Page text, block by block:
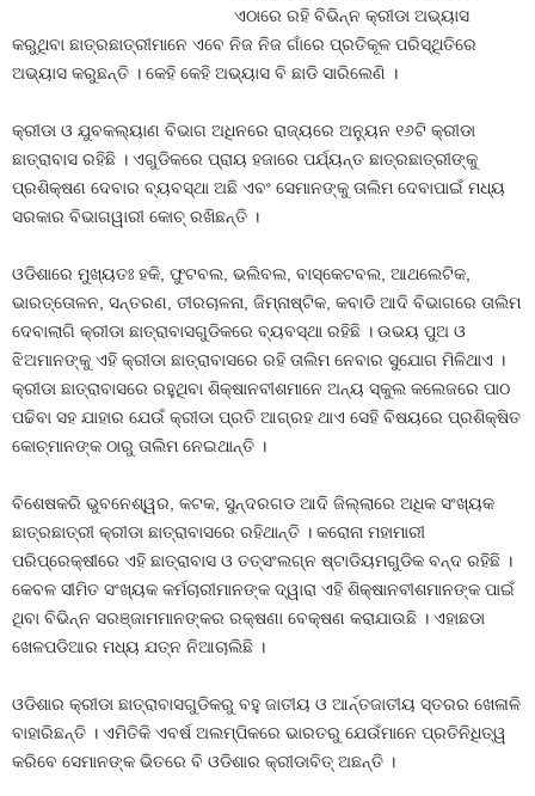
ଏଠାରେ ରହି ବିଭିନ୍ନ କ୍ରୀଡା ଅଭ୍ୟାସ
କରୁଥିବା ଛାତ୍ରଛାତ୍ରୀମାନେ ଏବେ ନିଜ ନିଜ ଗାଁରେ ପ୍ରତିକୂଳ ପରିସ୍ଥିତିରେ
ଅଭ୍ୟାସ କରୁଛନ୍ତି । କେହି କେହି ଅଭ୍ୟାସ ବି ଛାଡି ସାରିଲେଣି ।
କ୍ରୀଡା ଓ ଯୁବକଲ୍ୟାଣ ବିଭାଗ ଅଧିନରେ ରାଜ୍ୟରେ ଅନ୍ୟୁନ ୧୬ଟି କ୍ରୀଡା
ଛାତ୍ରାବାସ ରହିଛି । ଏଗୁଡିକରେ ପ୍ରାୟ ହଜାରେ ପର୍ଯ୍ୟନ୍ତ ଛାତ୍ରଛାତ୍ରୀଙ୍କୁ
ପ୍ରଶିକ୍ଷଣ ଦେବାର ବ୍ୟବସ୍ଥା ଅଛି ଏବଂ ସେମାନଙ୍କୁ ତାଲିମ ଦେବାପାଇଁ ମଧ୍ୟ
ସରକାର ବିଭାଗୱାରୀ କୋଚ୍‍ ରଖିଛନ୍ତି ।
ଓଡିଶାରେ ମୁଖ୍ୟତଃ ହକି, ଫୁଟବଲ, ଭଲିବଲ, ବାସ୍କେଟବଲ, ଆଥଲେଟିକ,
ଭାରତ୍ତୋଳନ, ସନ୍ତରଣ, ତୀରଚାଳନା, ଜିମ୍ନାଷ୍ଟିକ, କବାଡି ଆଦି ବିଭାଗରେ ତାଲିମ
ଦେବାଲାଗି କ୍ରୀଡା ଛାତ୍ରାବାସଗୁଡିକରେ ବ୍ୟବସ୍ଥା ରହିଛି । ଉଭୟ ପୁଅ ଓ
ଝିଅମାନଙ୍କୁ ଏହି କ୍ରୀଡା ଛାତ୍ରାବାସରେ ରହି ତାଲିମ ନେବାର ସୁଯୋଗ ମିଳିଥାଏ ।
କ୍ରୀଡା ଛାତ୍ରାବାସରେ ରହୁଥିବା ଶିକ୍ଷାନବୀଶମାନେ ଅନ୍ୟ ସ୍କୁଲ କଲେଜରେ ପାଠ
ପଢିବା ସହ ଯାହାର ଯେଉଁ କ୍ରୀଡା ପ୍ରତି ଆଗ୍ରହ ଥାଏ ସେହି ବିଷୟରେ ପ୍ରଶିକ୍ଷିତ
କୋଚ୍‍ମାନଙ୍କ ଠାରୁ ତାଲିମ ନେଇଥାନ୍ତି ।
ବିଶେଷକରି ଭୁବନେଶ୍ୱର, କଟକ, ସୁନ୍ଦରଗଡ ଆଦି ଜିଲ୍ଲାରେ ଅଧିକ ସଂଖ୍ୟକ
ଛାତ୍ରଛାତ୍ରୀ କ୍ରୀଡା ଛାତ୍ରାବାସରେ ରହିଥାନ୍ତି । କରୋନା ମହାମାରୀ
ପରିପ୍ରେକ୍ଷୀରେ ଏହି ଛାତ୍ରାବାସ ଓ ତତ୍‍ସଂଲଗ୍ନ ଷ୍ଟାଡିୟମଗୁଡିକ ବନ୍ଦ ରହିଛି ।
କେବଳ ସୀମିତ ସଂଖ୍ୟକ କର୍ମଚାରୀମାନଙ୍କ ଦ୍ୱାରା ଏହି ଶିକ୍ଷାନବୀଶମାନଙ୍କ ପାଇଁ
ଥିବା ବିଭିନ୍ନ ସରଞ୍ଜାମମାନଙ୍କର ରକ୍ଷଣା ବେକ୍ଷଣ କରାଯାଉଛି । ଏହାଛଡା
ଖେଳପଡିଆର ମଧ୍ୟ ଯତ୍ନ ନିଆଚାଲିଛି ।
ଓଡିଶାର କ୍ରୀଡା ଛାତ୍ରାବାସଗୁଡିକରୁ ବହୁ ଜାତୀୟ ଓ ଆର୍ନ୍ତଜାତୀୟ ସ୍ତରର ଖେଳାଳି
ବାହାରିଛନ୍ତି । ଏମିତିକି ଏବର୍ଷ ଅଲମ୍ପିକରେ ଭାରତରୁ ଯେଉଁମାନେ ପ୍ରତିନିଧିତ୍ୱ
କରିବେ ସେମାନଙ୍କ ଭିତରେ ବି ଓଡିଶାର କ୍ରୀଡାବିତ୍‍ ଅଛନ୍ତି ।